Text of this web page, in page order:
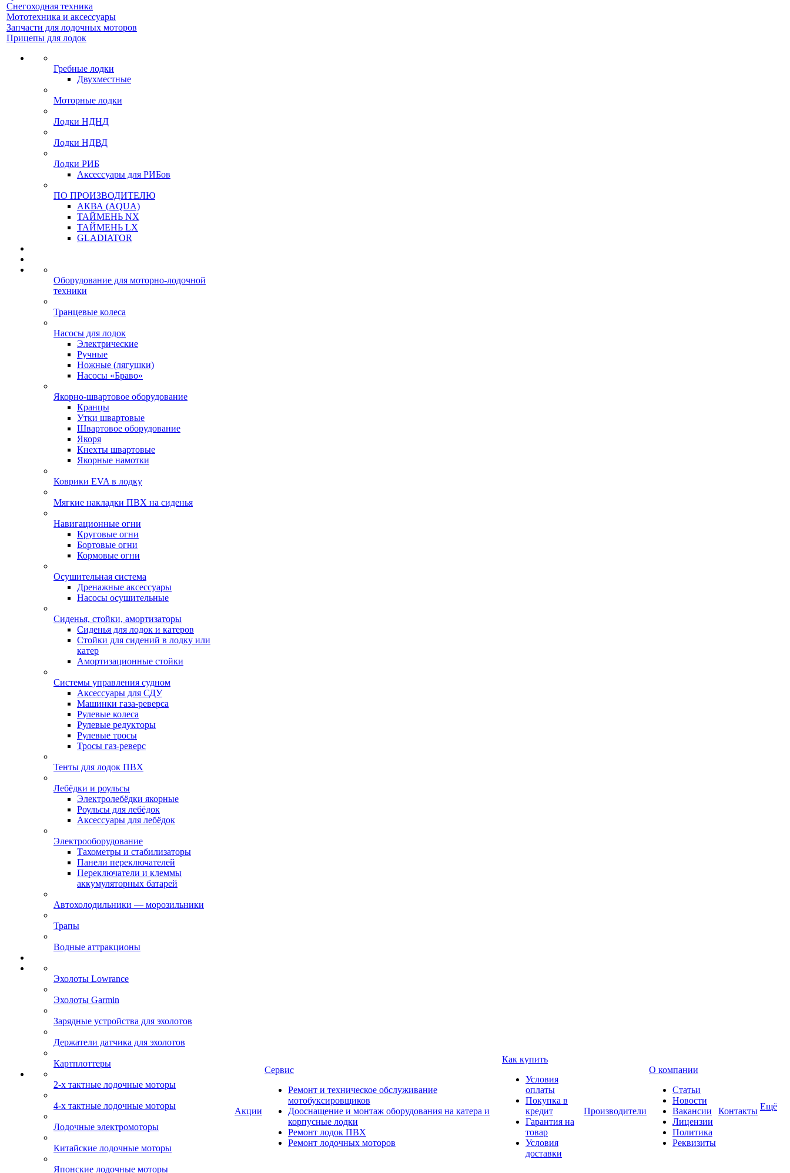
Снегоходная техника
Мототехника и аксессуары
Запчасти для лодочных моторов
Прицепы для лодок
Гребные лодки
Двухместные
Моторные лодки
Лодки НДНД
Лодки НДВД
Лодки РИБ
Аксессуары для РИБов
ПО ПРОИЗВОДИТЕЛЮ
АКВА (AQUA)
ТАЙМЕНЬ NX
ТАЙМЕНЬ LX
GLADIATOR
Оборудование для моторно-лодочной
техники
Транцевые колеса
Насосы для лодок
Электрические
Ручные
Ножные (лягушки)
Насосы «Браво»
Якорно-швартовое оборудование
Кранцы
Утки швартовые
Швартовое оборудование
Якоря
Кнехты швартовые
Якорные намотки
Коврики EVA в лодку
Мягкие накладки ПВХ на сиденья
Навигационные огни
Круговые огни
Бортовые огни
Кормовые огни
Осушительная система
Дренажные аксессуары
Насосы осушительные
Сиденья, стойки, амортизаторы
Сиденья для лодок и катеров
Стойки для сидений в лодку или
катер
Амортизационные стойки
Системы управления судном
Аксессуары для СДУ
Машинки газа-реверса
Рулевые колеса
Рулевые редукторы
Рулевые тросы
Тросы газ-реверс
Тенты для лодок ПВХ
Лебёдки и роульсы
Электролебёдки якорные
Роульсы для лебёдок
Аксессуары для лебёдок
Электрооборудование
Тахометры и стабилизаторы
Панели переключателей
Переключатели и клеммы
аккумуляторных батарей
Автохолодильники — морозильники
Трапы
Водные аттракционы
Эхолоты Lowrance
Эхолоты Garmin
Зарядные устройства для эхолотов
Держатели датчика для эхолотов
Картплоттеры
2-х тактные лодочные моторы
4-х тактные лодочные моторы
Лодочные электромоторы
Китайские лодочные моторы
Японские лодочные моторы
Акции
Сервис
Ремонт и техническое обслуживание
мотобуксировщиков
Дооснащение и монтаж оборудования на катера и
корпусные лодки
Ремонт лодок ПВХ
Ремонт лодочных моторов
Как купить
Условия
оплаты
Покупка в
кредит
Гарантия на
товар
Условия
доставки
Производители
О компании
Статьи
Новости
Вакансии
Лицензии
Политика
Реквизиты
Контакты Ещё